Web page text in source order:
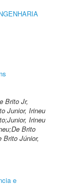
Brito Jr,
Junior, Irineu
Irineu
Brito
Brito Júnior,
e